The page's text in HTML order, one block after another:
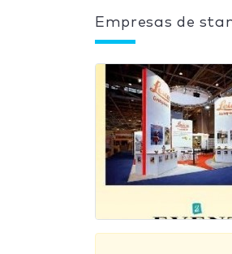
Empresas de